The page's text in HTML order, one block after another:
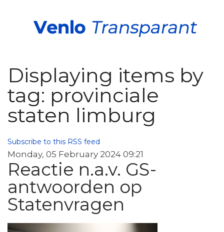
Displaying items by
tag: provinciale
staten limburg
Subscribe to this RSS feed
Monday, 05 February 2024 09:21
Reactie n.a.v. GS-
antwoorden op
Statenvragen